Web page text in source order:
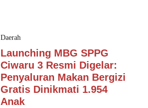
Daerah
Launching MBG SPPG
Ciwaru 3 Resmi Digelar:
Penyaluran Makan Bergizi
Gratis Dinikmati 1.954
Anak